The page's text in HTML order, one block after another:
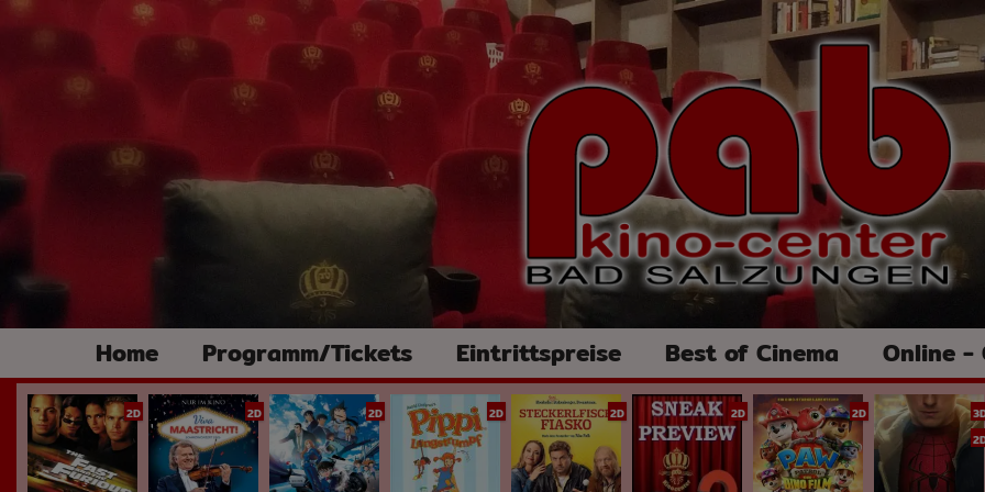
Home Programm/Tickets Eintrittspreise Best of Cinema Online -
2D 2D 2D 2D 2D 2D 2D